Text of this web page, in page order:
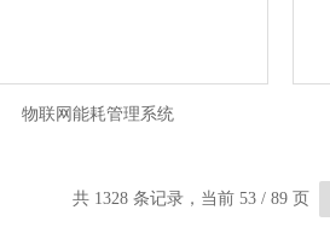
物联网能耗管理系统
共 1328 条记录，当前 53 / 89 页